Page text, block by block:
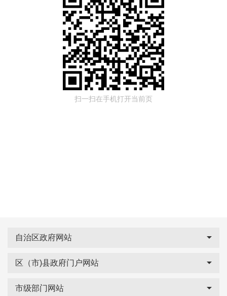
扫一扫在手机打开当前页
自治区政府网站
区（市)县政府门户网站
市级部门网站